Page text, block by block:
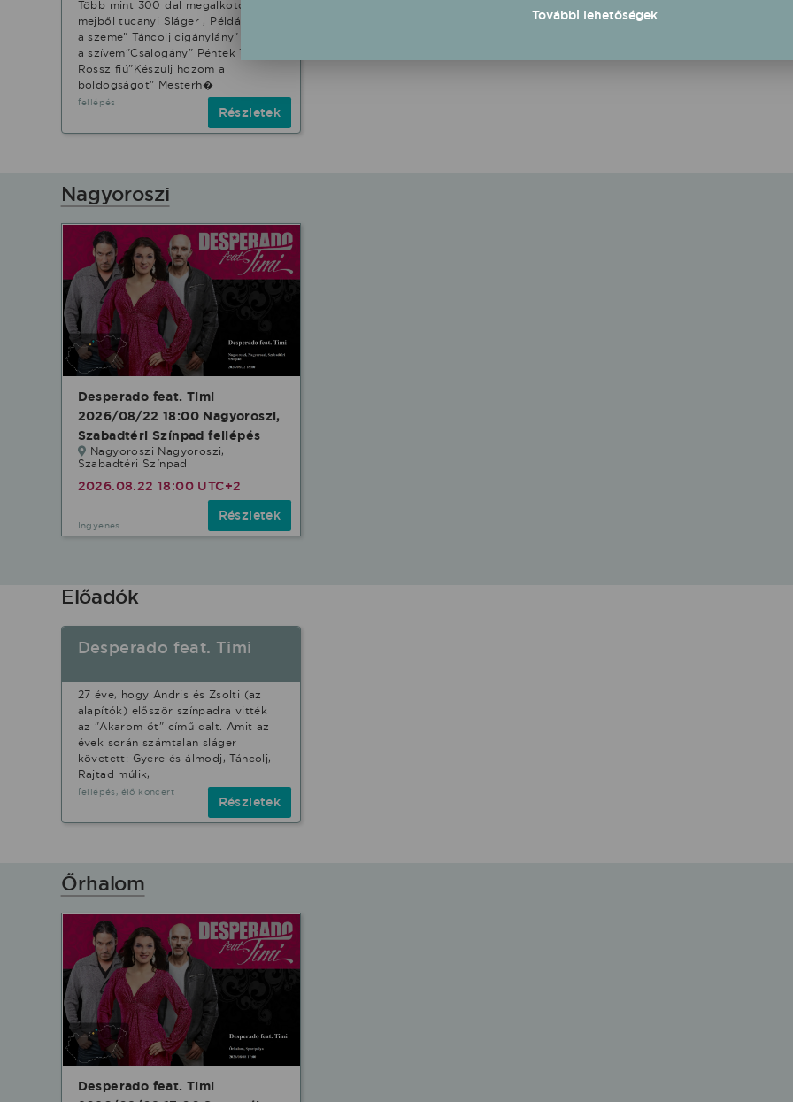
Több mint 300 dal megalkotója,
mejből tucanyi Sláger , Például: "Kék
a szeme" Táncolj cigánylány" Amikor
a szívem"Csalogány" Péntek 13"
Rossz fiú"Készülj hozom a
boldogságot" Mesterh�
fellépés
Részletek
Nagyoroszi
Desperado feat. Timi
2026/08/22 18:00 Nagyoroszi,
Szabadtéri Színpad fellépés
Nagyoroszi Nagyoroszi,
Szabadtéri Színpad
2026.08.22 18:00 UTC+2
Ingyenes
Részletek
Előadók
Desperado feat. Timi
27 éve, hogy Andris és Zsolti (az
alapítók) először színpadra vitték
az "Akarom őt" című dalt. Amit az
évek során számtalan sláger
követett: Gyere és álmodj, Táncolj,
Rajtad múlik,
fellépés, élő koncert
Részletek
Őrhalom
Desperado feat. Timi
További lehetőségek